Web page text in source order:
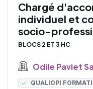
Chargé
individuel et
socio-
BLOCS 2 ET 3 HC
Odile Paviet
QUALIOPI